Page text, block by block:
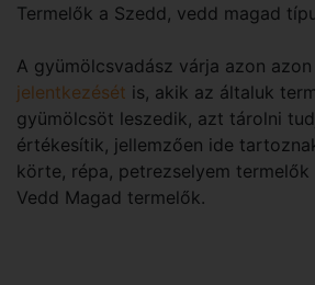
Termelők a Szedd, vedd magad
A gyümölcsvadász várja azon azon
jelentkezését is, akik az általuk
gyümölcsöt leszedik, azt tárolni
értékesítik, jellemzően ide
körte, répa, petrezselyem termelők
Vedd Magad termelők.